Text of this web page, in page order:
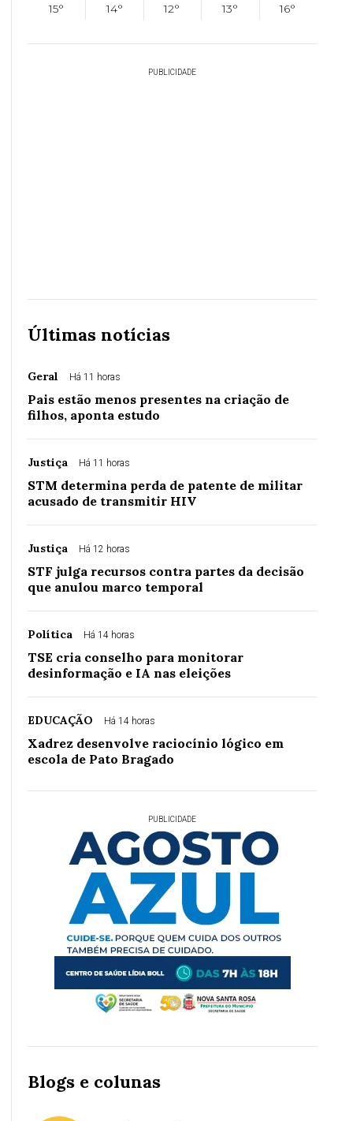
15°
14°
12°
13°
16°
PUBLICIDADE
Últimas notícias
Geral Há 11 horas
Pais estão menos presentes na criação de
filhos, aponta estudo
Justiça Há 11 horas
STM determina perda de patente de militar
acusado de transmitir HIV
Justiça Há 12 horas
STF julga recursos contra partes da decisão
que anulou marco temporal
Política Há 14 horas
TSE cria conselho para monitorar
desinformação e IA nas eleições
EDUCAÇÃO Há 14 horas
Xadrez desenvolve raciocínio lógico em
escola de Pato Bragado
PUBLICIDADE
Blogs e colunas